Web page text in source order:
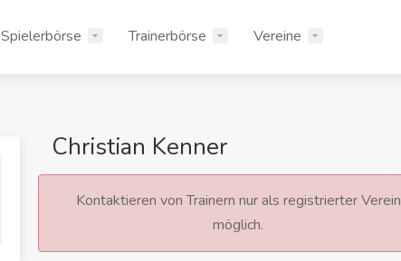
Spielerbörse Trainerbörse Vereine
Christian Kenner
Kontaktieren von Trainern nur als registrierter Verein
möglich.